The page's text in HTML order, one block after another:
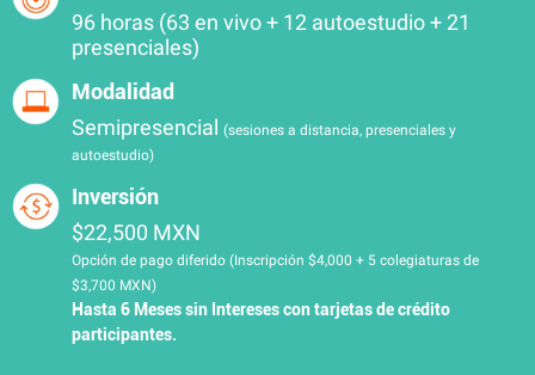
96 horas (63 en vivo + 12 autoestudio + 21
presenciales)
Modalidad
Semipresencial (sesiones a distancia, presenciales y
autoestudio)
Inversión
$22,500 MXN
Opción de pago diferido (Inscripción $4,000 + 5 colegiaturas de
$3,700 MXN)
Hasta 6 Meses sin Intereses con tarjetas de crédito
participantes.